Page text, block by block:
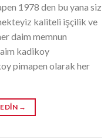
1978 den bu yana siz
kaliteli işçilik ve
daim memnun
kadikoy
pimapen olarak her
→